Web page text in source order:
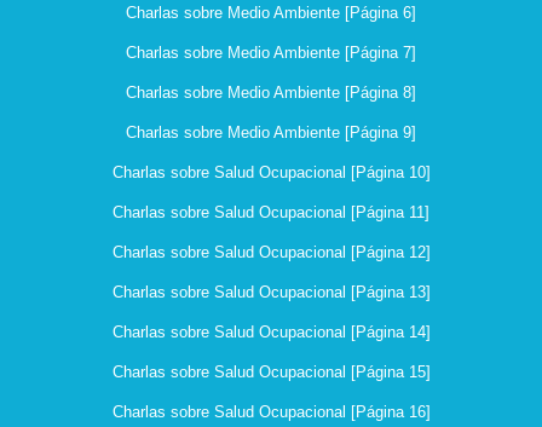
Charlas sobre Medio Ambiente [Página 6]
Charlas sobre Medio Ambiente [Página 7]
Charlas sobre Medio Ambiente [Página 8]
Charlas sobre Medio Ambiente [Página 9]
Charlas sobre Salud Ocupacional [Página 10]
Charlas sobre Salud Ocupacional [Página 11]
Charlas sobre Salud Ocupacional [Página 12]
Charlas sobre Salud Ocupacional [Página 13]
Charlas sobre Salud Ocupacional [Página 14]
Charlas sobre Salud Ocupacional [Página 15]
Charlas sobre Salud Ocupacional [Página 16]